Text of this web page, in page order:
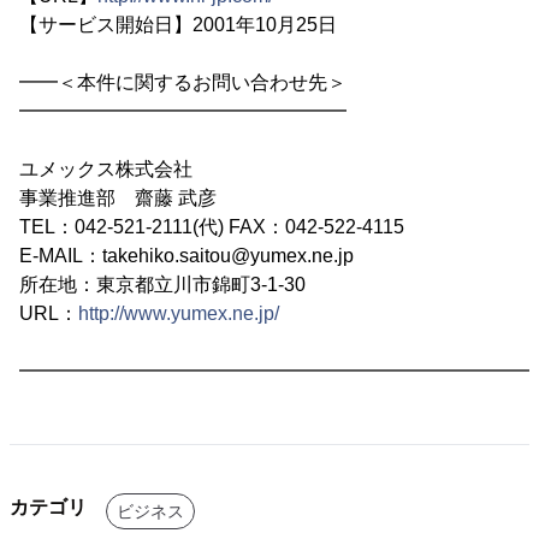
【サービス開始日】2001年10月25日
━━＜本件に関するお問い合わせ先＞
━━━━━━━━━━━━━━━━━
ユメックス株式会社
事業推進部 齋藤 武彦
TEL：042-521-2111(代) FAX：042-522-4115
E-MAIL：takehiko.saitou@yumex.ne.jp
所在地：東京都立川市錦町3-1-30
URL： http://www.yumex.ne.jp/
カテゴリ ビジネス